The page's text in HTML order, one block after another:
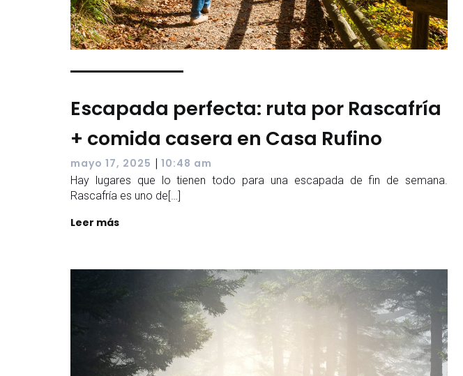
Escapada perfecta: ruta por Rascafría
+ comida casera en Casa Rufino
mayo 17, 2025 | 10:48 am
Hay lugares que lo tienen todo para una escapada de fin de semana.
Rascafría es uno de[…]
Leer más